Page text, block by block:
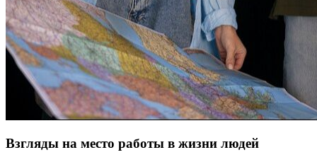
Взгляды на место работы в жизни людей